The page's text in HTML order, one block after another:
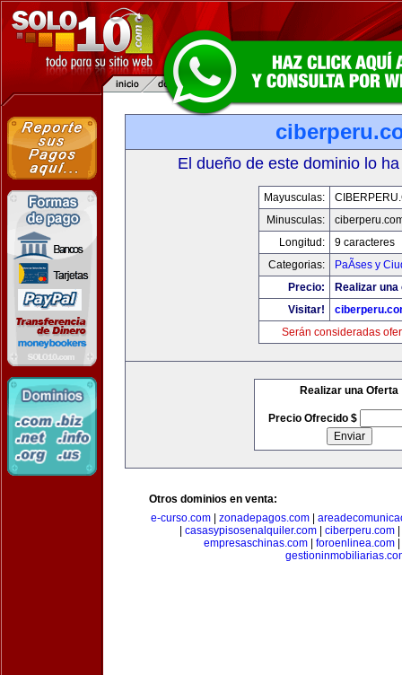
El dueño de este dominio lo
Mayusculas:
Minusculas:
Longitud:
9 caracteres
Categorias:
PaÃ­ses y
Precio:
Realizar
Visitar!
Serán consideradas
Realizar una Oferta
Precio Ofrecido $
Otros dominios en venta:
e-curso.com| zonadepagos.com|
casasypisosenalquiler.com ciberperu.com
empresaschinas.com| foroenlinea.com|